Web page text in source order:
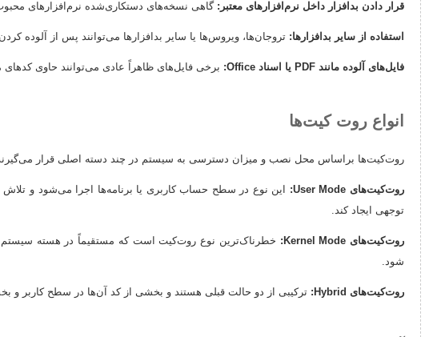
قرار دادن بدافزار داخل نرم‌افزارهای معتبر: گاهی نسخه‌های دستکاری‌شده نرم‌افزارهای
استفاده از سایر بدافزارها: تروجان‌ها، ویروس‌ها یا سایر بدافزارها می‌توانند پس از آلوده
فایل‌های آلوده مانند PDF یا اسناد Office: برخی فایل‌های ظاهراً عادی می‌توانند حاوی
انواع روت کیت‌ها
روت‌کیت‌ها براساس محل نصب و میزان دسترسی به سیستم در چند دسته اصلی قرار
روت‌کیت‌های User Mode:
این نوع در سطح حساب کاربری یا برنامه‌ها اجرا می‌شود و تلاش
توجهی ایجاد کند.
روت‌کیت‌های Kernel Mode:
خطرناک‌ترین نوع روت‌کیت است که مستقیماً در هسته
شود.
روت‌کیت‌های Hybrid: ترکیبی از دو حالت قبلی هستند و بخشی از کد آن‌ها در سطح کاربر و